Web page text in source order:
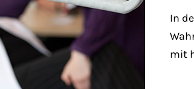
In
mit